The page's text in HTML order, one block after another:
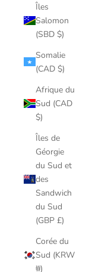
Îles
Salomon
(SBD $)
Somalie
(CAD $)
Afrique du
Sud (CAD
$)
Îles de
Géorgie
du Sud et
des
Sandwich
du Sud
(GBP £)
Corée du
Sud (KRW
₩)